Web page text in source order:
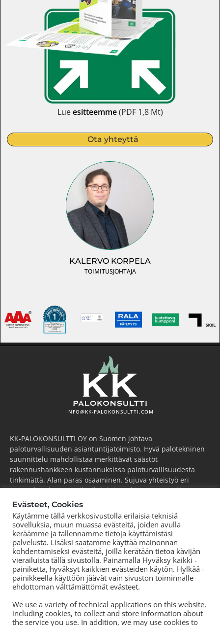
Lueesitteemme(PDF 1,8 Mt)
Ota yhteyttä
KALERVO KORPELA
TOIMITUSJOHTAJA
INFO@KK-PALOKONSULTTI.COM
KK-PALOKONSULTTI OY on Suomen johtava
paloturvallisuuden asiantuntijatoimisto. Hyvä palotekninen
suunnittelu mahdollistaa merkittävät säästöt
rakennushankkeen kustannuksissa paloturvallisuudesta
tinkimättä. Alan paras osaaminen. Sujuva yhteistyö eri
osapuolten kanssa. Kilpailukykyinen hintataso. Tutkimme,
kehitämme ja viemme alaa aktiivisesti eteenpäin.
ESPOO(pääkonttori)
Puh.+358 44 752 0777
KOUVOLA
Puh.+358 44 752 0777
TORNIO
Puh.+358 50 572 8978
TAMPERE
Evästeet, Cookies
Käytämme tällä verkkosivustolla erilaisia teknisiä
sovelluksia, muun muassa evästeitä, joiden avulla
keräämme ja tallennamme tietoja käyttämistäsi
palvelusta. Lisäksi saatamme käyttää mainonnan
kohdentamiseksi evästeitä, joilla kerätään tietoa kävijän
vierailuista tällä sivustolla. Painamalla Hyväksy kaikki -
painiketta, hyväksyt kaikkien evästeiden käytön. Hylkää -
painikkeella käyttöön jäävät vain sivuston toiminnalle
ehdottoman välttämättömät evästeet.
We use a variety of technical applications on this website,
including cookies, to collect and store information about
the service you use. In addition, we may use cookies to